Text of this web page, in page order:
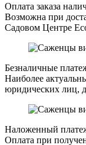
Оплата заказа
Возможна при
Садовом Центре
Безналичные
Наиболее
юридических лиц,
Наложенный
Оплата при